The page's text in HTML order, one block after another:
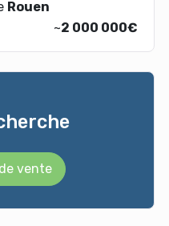
Rouen
~2 000 000€
vente